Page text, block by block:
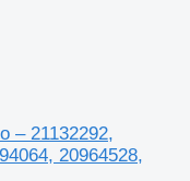
– 21132292,
20964528,